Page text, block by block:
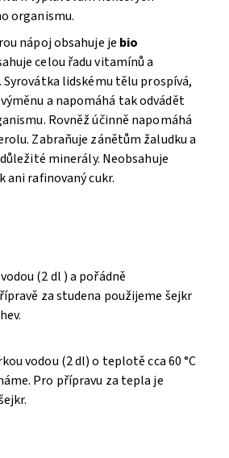
organismu.
nápoj obsahuje je bio
celou řadu vitamínů a
lidskému tělu prospívá,
a napomáhá tak odvádět
Rovněž účinně napomáhá
Zabraňuje zánětům žaludku a
minerály. Neobsahuje
ani rafinovaný cukr.
(2 dl ) a pořádně
za studena použijeme šejkr
vodou (2 dl) o teplotě cca 60 °C
Pro přípravu za tepla je